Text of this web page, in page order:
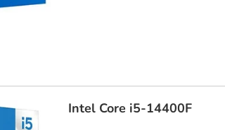
Intel Core i5-14400F